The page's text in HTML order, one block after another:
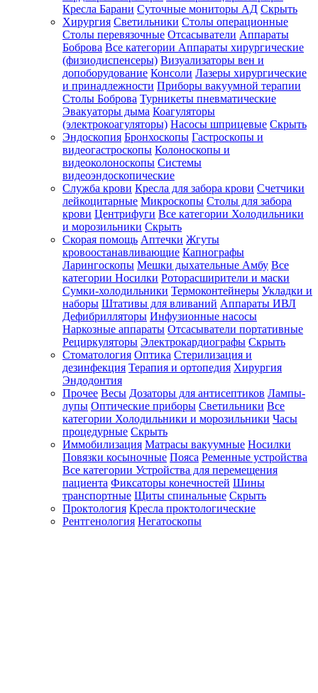
Кресла Барани Суточные мониторы АД Скрыть
Хирургия Светильники Столы операционные
Столы перевязочные Отсасыватели Аппараты
Боброва Все категории Аппараты хирургические
(физиодиспенсеры) Визуализаторы вен и
допоборудование Консоли Лазеры хирургические
и принадлежности Приборы вакуумной терапии
Столы Боброва Турникеты пневматические
Эвакуаторы дыма Коагуляторы
(электрокоагуляторы) Насосы шприцевые Скрыть
Эндоскопия Бронхоскопы Гастроскопы и
видеогастроскопы Колоноскопы и
видеоколоноскопы Системы
видеоэндоскопические
Служба крови Кресла для забора крови Счетчики
лейкоцитарные Микроскопы Столы для забора
крови Центрифуги Все категории Холодильники
и морозильники Скрыть
Скорая помощь Аптечки Жгуты
кровоостанавливающие Капнографы
Ларингоскопы Мешки дыхательные Амбу Все
категории Носилки Роторасширители и маски
Сумки-холодильники Термоконтейнеры Укладки и
наборы Штативы для вливаний Аппараты ИВЛ
Дефибрилляторы Инфузионные насосы
Наркозные аппараты Отсасыватели портативные
Рециркуляторы Электрокардиографы Скрыть
Стоматология Оптика Стерилизация и
дезинфекция Терапия и ортопедия Хирургия
Эндодонтия
Прочее Весы Дозаторы для антисептиков Лампы-
лупы Оптические приборы Светильники Все
категории Холодильники и морозильники Часы
процедурные Скрыть
Иммобилизация Матрасы вакуумные Носилки
Повязки косыночные Пояса Ременные устройства
Все категории Устройства для перемещения
пациента Фиксаторы конечностей Шины
транспортные Щиты спинальные Скрыть
Проктология Кресла проктологические
Рентгенология Негатоскопы